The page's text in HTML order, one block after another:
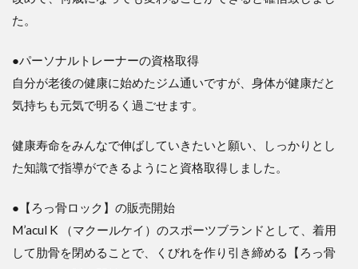
た。
●パーソナルトレーナーの資格取得
自分が老後の健康に始めたジム通いですが、身体が健康だと
気持ちも元気で明るく過ごせます。
健康寿命をみんなで伸ばしていきたいと願い、しっかりとし
た知識で指導ができるようにと資格取得しました。
●【ろっ骨ロック】の販売開始
M’acul K （マクールケイ）のスポーツブランドとして、着用
して肋骨を閉めることで、くびれを作り引き締める【ろっ骨